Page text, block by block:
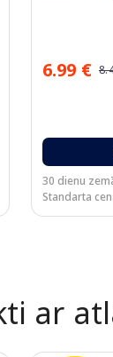
6.99 €
30 dienu
Standarta
ar